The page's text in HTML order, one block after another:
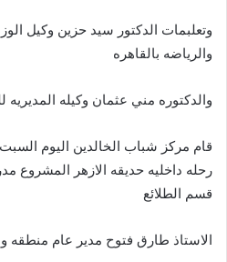
وتعلبمات الدكتور سيد حزين وكيل
والرياضه بالقاهره
والدكتوره مني عثمان وكيله المديريه
رحله داخليه حديقه الازهر المشروع
قسم الطلائع
الاستاذ طارق فتوح مدير عام